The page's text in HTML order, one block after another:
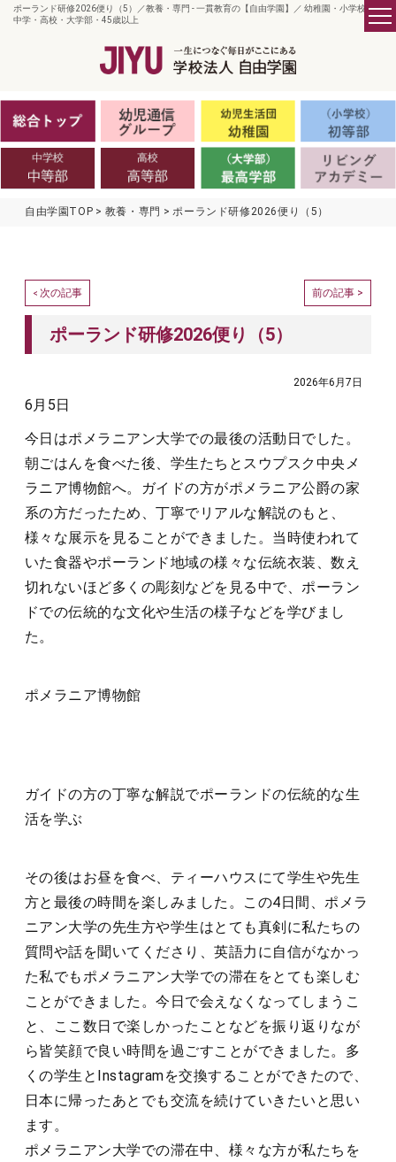
ポーランド研修2026便り（5）／教養・専門 - 一貫教育の【自由学園】／ 幼稚園・小学校・
中学・高校・大学部・45歳以上
自由学園TOP 教養・専門 ポーランド研修2026便り（5）
< 次の記事 前の記事 >
ポーランド研修2026便り（5）
2026年6月7日
6月5日
今日はポメラニアン大学での最後の活動日でした。
朝ごはんを食べた後、学生たちとスウプスク中央メ
ラニア博物館へ。ガイドの方がポメラニア公爵の家
系の方だったため、丁寧でリアルな解説のもと、
様々な展示を見ることができました。当時使われて
いた食器やポーランド地域の様々な伝統衣装、数え
切れないほど多くの彫刻などを見る中で、ポーラン
ドでの伝統的な文化や生活の様子などを学びまし
た。
ポメラニア博物館
ガイドの方の丁寧な解説でポーランドの伝統的な生
活を学ぶ
その後はお昼を食べ、ティーハウスにて学生や先生
方と最後の時間を楽しみました。この4日間、ポメラ
ニアン大学の先生方や学生はとても真剣に私たちの
質問や話を聞いてくださり、英語力に自信がなかっ
た私でもポメラニアン大学での滞在をとても楽しむ
ことができました。今日で会えなくなってしまうこ
と、ここ数日で楽しかったことなどを振り返りなが
ら皆笑顔で良い時間を過ごすことができました。多
くの学生とInstagramを交換することができたので、
日本に帰ったあとでも交流を続けていきたいと思い
ます。
ポメラニアン大学での滞在中、様々な方が私たちを